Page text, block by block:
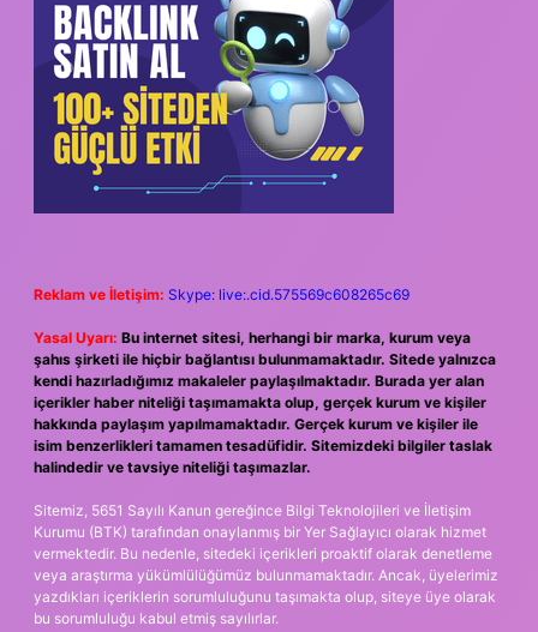
Reklam ve İletişim: Skype: live:.cid.575569c608265c69
Yasal Uyarı: Bu internet sitesi, herhangi bir marka, kurum veya
şahıs şirketi ile hiçbir bağlantısı bulunmamaktadır. Sitede yalnızca
kendi hazırladığımız makaleler paylaşılmaktadır. Burada yer alan
içerikler haber niteliği taşımamakta olup, gerçek kurum ve kişiler
hakkında paylaşım yapılmamaktadır. Gerçek kurum ve kişiler ile
isim benzerlikleri tamamen tesadüfidir. Sitemizdeki bilgiler taslak
halindedir ve tavsiye niteliği taşımazlar.
Sitemiz, 5651 Sayılı Kanun gereğince Bilgi Teknolojileri ve İletişim
Kurumu (BTK) tarafından onaylanmış bir Yer Sağlayıcı olarak hizmet
vermektedir. Bu nedenle, sitedeki içerikleri proaktif olarak denetleme
veya araştırma yükümlülüğümüz bulunmamaktadır. Ancak, üyelerimiz
yazdıkları içeriklerin sorumluluğunu taşımakta olup, siteye üye olarak
bu sorumluluğu kabul etmiş sayılırlar.